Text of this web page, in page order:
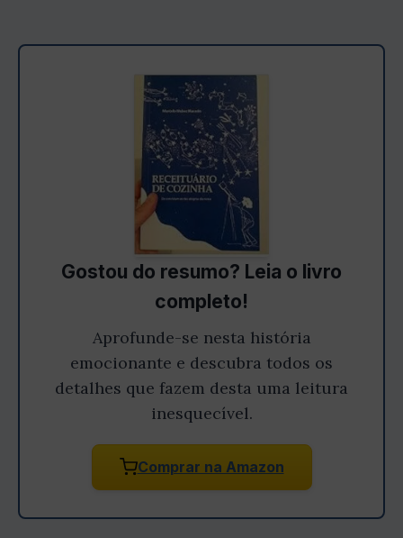
Gostou do resumo? Leia o livro
completo!
Aprofunde-se nesta história
emocionante e descubra todos os
detalhes que fazem desta uma leitura
inesquecível.
Comprar na Amazon